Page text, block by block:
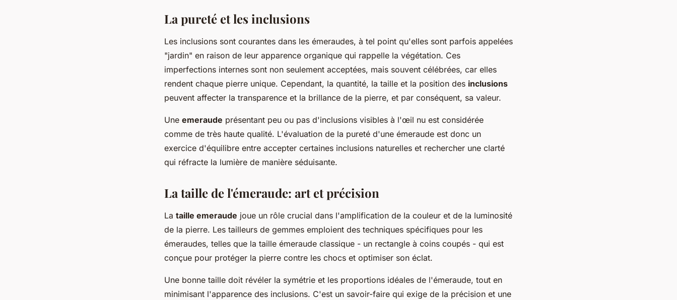
La pureté et les inclusions
Les inclusions sont courantes dans les émeraudes, à tel point qu'elles sont parfois appelées
"jardin" en raison de leur apparence organique qui rappelle la végétation. Ces
imperfections internes sont non seulement acceptées, mais souvent célébrées, car elles
rendent chaque pierre unique. Cependant, la quantité, la taille et la position des inclusions
peuvent affecter la transparence et la brillance de la pierre, et par conséquent, sa valeur.
Une emeraude présentant peu ou pas d'inclusions visibles à l'œil nu est considérée
comme de très haute qualité. L'évaluation de la pureté d'une émeraude est donc un
exercice d'équilibre entre accepter certaines inclusions naturelles et rechercher une clarté
qui réfracte la lumière de manière séduisante.
La taille de l'émeraude: art et précision
La taille emeraude joue un rôle crucial dans l'amplification de la couleur et de la luminosité
de la pierre. Les tailleurs de gemmes emploient des techniques spécifiques pour les
émeraudes, telles que la taille émeraude classique - un rectangle à coins coupés - qui est
conçue pour protéger la pierre contre les chocs et optimiser son éclat.
Une bonne taille doit révéler la symétrie et les proportions idéales de l'émeraude, tout en
minimisant l'apparence des inclusions. C'est un savoir-faire qui exige de la précision et une